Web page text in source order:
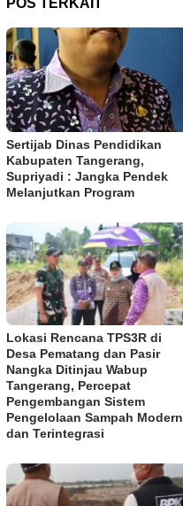
POS TERKAIT
Sertijab Dinas Pendidikan
Kabupaten Tangerang,
Supriyadi : Jangka Pendek
Melanjutkan Program
Lokasi Rencana TPS3R di
Desa Pematang dan Pasir
Nangka Ditinjau Wabup
Tangerang, Percepat
Pengembangan Sistem
Pengelolaan Sampah Modern
dan Terintegrasi